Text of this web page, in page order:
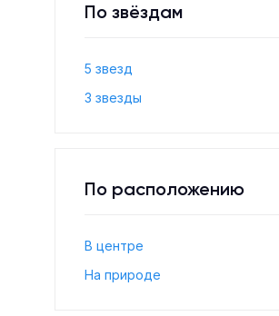
По звёздам
5 звезд
3 звезды
По расположению
В центре
На природе